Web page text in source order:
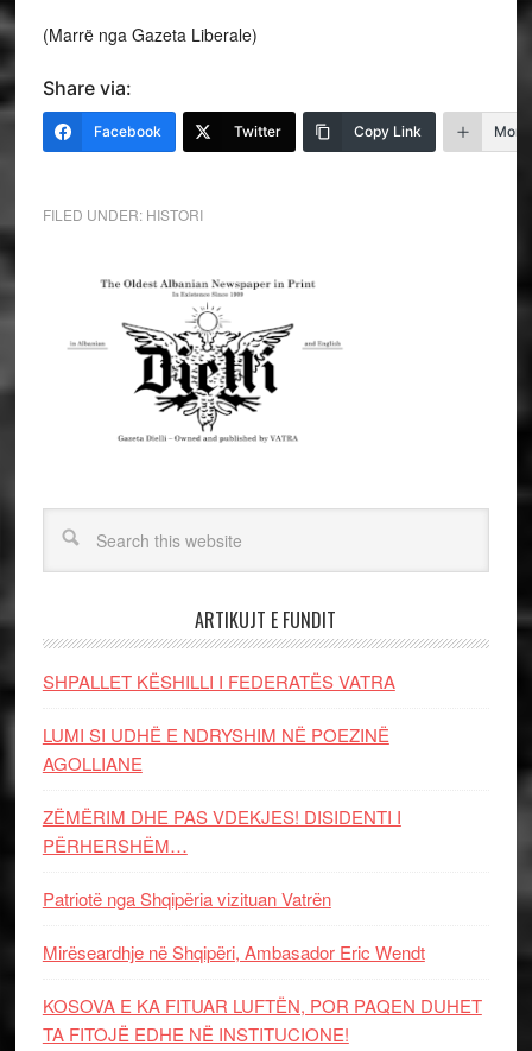
(Marrë nga Gazeta Liberale)
Share via:
Facebook Twitter Copy Link More
FILED UNDER: HISTORI
ARTIKUJT E FUNDIT
SHPALLET KËSHILLI I FEDERATËS VATRA
LUMI SI UDHË E NDRYSHIM NË POEZINË
AGOLLIANE
ZËMËRIM DHE PAS VDEKJES! DISIDENTI I
PËRHERSHËM…
Patriotë nga Shqipëria vizituan Vatrën
Mirëseardhje në Shqipëri, Ambasador Eric Wendt
KOSOVA E KA FITUAR LUFTËN, POR PAQEN DUHET
TA FITOJË EDHE NË INSTITUCIONE!